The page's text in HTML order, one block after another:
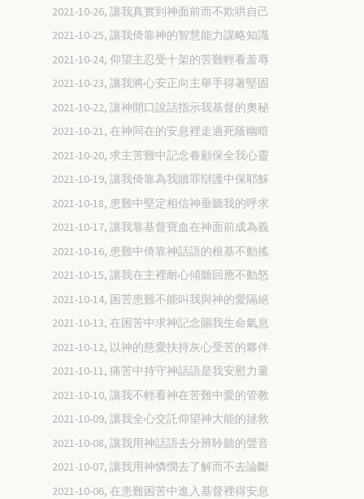
2021-10-26, 讓我真實到神面前而不欺哄自己
2021-10-25, 讓我倚靠神的智慧能力謀略知識
2021-10-24, 仰望主忍受十架的苦難輕看羞辱
2021-10-23, 讓我將心安正向主舉手得著堅固
2021-10-22, 讓神開口說話指示我基督的奧秘
2021-10-21, 在神同在的安息裡走過死蔭幽暗
2021-10-20, 求主苦難中記念眷顧保全我心靈
2021-10-19, 讓我倚靠為我贖罪辯護中保耶穌
2021-10-18, 患難中堅定相信神垂聽我的呼求
2021-10-17, 讓我靠基督寶血在神面前成為義
2021-10-16, 患難中倚靠神話語的根基不動搖
2021-10-15, 讓我在主裡耐心傾聽回應不動怒
2021-10-14, 困苦患難不能叫我與神的愛隔絕
2021-10-13, 在困苦中求神記念賜我生命氣息
2021-10-12, 以神的慈愛扶持灰心受苦的夥伴
2021-10-11, 痛苦中持守神話語是我安慰力量
2021-10-10, 讓我不輕看神在苦難中愛的管教
2021-10-09, 讓我全心交託仰望神大能的拯救
2021-10-08, 讓我用神話語去分辨聆聽的聲音
2021-10-07, 讓我用神憐憫去了解而不去論斷
2021-10-06, 在患難困苦中進入基督裡得安息